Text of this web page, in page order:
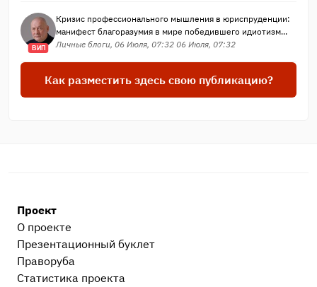
ВИП
Кризис профессионального мышления в юриспруденции:
манифест благоразумия в мире победившего идиотизм...
Личные блоги, 06 Июля, 07:32 06 Июля, 07:32
Как разместить здесь свою публикацию?
Проект
О проекте
Презентационный букл​ет
Праворуба
Статистика проекта